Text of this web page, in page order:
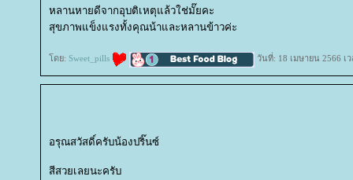
หลานหายดีจากอุบติเหตุแล้วใช่มั๊ยคะ
สุขภาพแข็งแรงทั้งคุณน้าและหลานข้าวค่ะ
ดย: Sweet_pills วันที่: 18 เมษายน 2566 เ
อรุณสวัสดิ์ครับน้องปริ๊นซ์
สีสวยเลยนะครับ